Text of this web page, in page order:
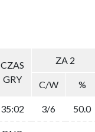
CZAS
GRY
ZA 2
C/W %
35:02 3/6 50.0
CZAS
GRY
ZA 2
C/W %
35:02 3/6 50.0